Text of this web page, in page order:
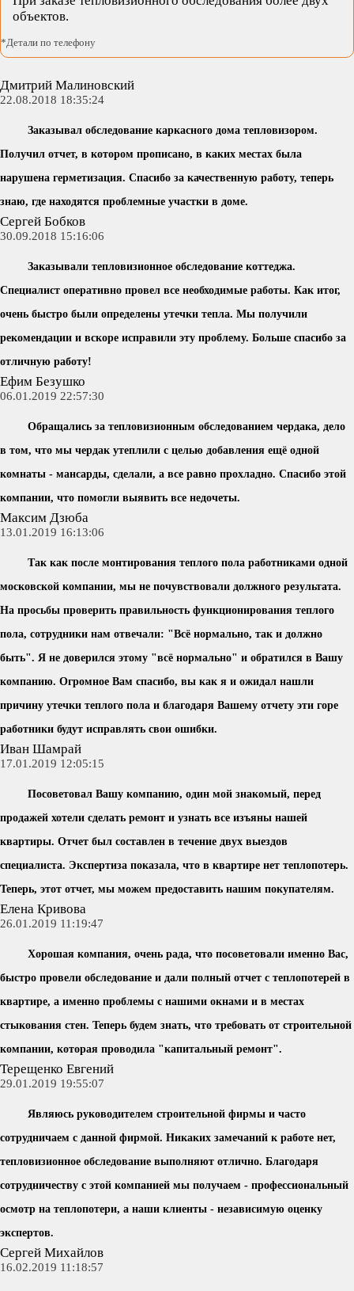
объектов.
*Детали по телефону
Дмитрий Малиновский
22.08.2018 18:35:24
Заказывал обследование каркасного дома тепловизором.
Получил отчет, в котором прописано, в каких местах была
нарушена герметизация. Спасибо за качественную работу, теперь
знаю, где находятся проблемные участки в доме.
Сергей Бобков
30.09.2018 15:16:06
Заказывали тепловизионное обследование коттеджа.
Специалист оперативно провел все необходимые работы. Как итог,
очень быстро были определены утечки тепла. Мы получили
рекомендации и вскоре исправили эту проблему. Больше спасибо за
отличную работу!
Ефим Безушко
06.01.2019 22:57:30
Обращались за тепловизионным обследованием чердака, дело
в том, что мы чердак утеплили с целью добавления ещё одной
комнаты - мансарды, сделали, а все равно прохладно. Спасибо этой
компании, что помогли выявить все недочеты.
Максим Дзюба
13.01.2019 16:13:06
Так как после монтирования теплого пола работниками одной
московской компании, мы не почувствовали должного результата.
На просьбы проверить правильность функционирования теплого
пола, сотрудники нам отвечали: "Всё нормально, так и должно
быть". Я не доверился этому "всё нормально" и обратился в Вашу
компанию. Огромное Вам спасибо, вы как я и ожидал нашли
причину утечки теплого пола и благодаря Вашему отчету эти горе
работники будут исправлять свои ошибки.
Иван Шамрай
17.01.2019 12:05:15
Посоветовал Вашу компанию, один мой знакомый, перед
продажей хотели сделать ремонт и узнать все изъяны нашей
квартиры. Отчет был составлен в течение двух выездов
специалиста. Экспертиза показала, что в квартире нет теплопотерь.
Теперь, этот отчет, мы можем предоставить нашим покупателям.
Елена Кривова
26.01.2019 11:19:47
Хорошая компания, очень рада, что посоветовали именно Вас,
быстро провели обследование и дали полный отчет с теплопотерей в
квартире, а именно проблемы с нашими окнами и в местах
стыкования стен. Теперь будем знать, что требовать от строительной
компании, которая проводила "капитальный ремонт".
Терещенко Евгений
29.01.2019 19:55:07
Являюсь руководителем строительной фирмы и часто
сотрудничаем с данной фирмой. Никаких замечаний к работе нет,
тепловизионное обследование выполняют отлично. Благодаря
сотрудничеству с этой компанией мы получаем - профессиональный
осмотр на теплопотери, а наши клиенты - независимую оценку
экспертов.
Сергей Михайлов
16.02.2019 11:18:57